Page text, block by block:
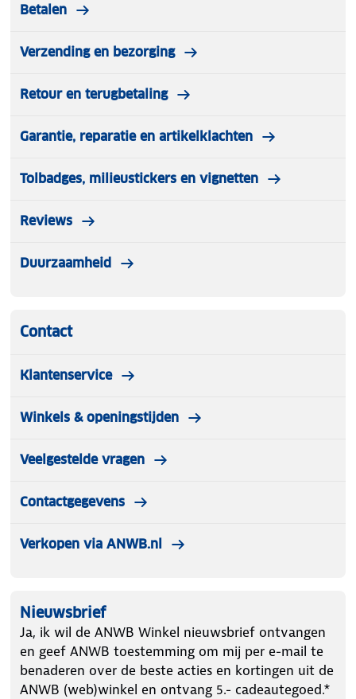
Betalen
Verzending en bezorging
Retour en terugbetaling
Garantie, reparatie en artikelklachten
Tolbadges, milieustickers en vignetten
Reviews
Duurzaamheid
Contact
Klantenservice
Winkels & openingstijden
Veelgestelde vragen
Contactgegevens
Verkopen via ANWB.nl
Nieuwsbrief
Ja, ik wil de ANWB Winkel nieuwsbrief ontvangen
en geef ANWB toestemming om mij per e-mail te
benaderen over de beste acties en kortingen uit de
ANWB (web)winkel en ontvang 5.- cadeautegoed.*